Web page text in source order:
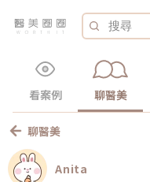
看案例 聊醫美
聊醫美
Anita